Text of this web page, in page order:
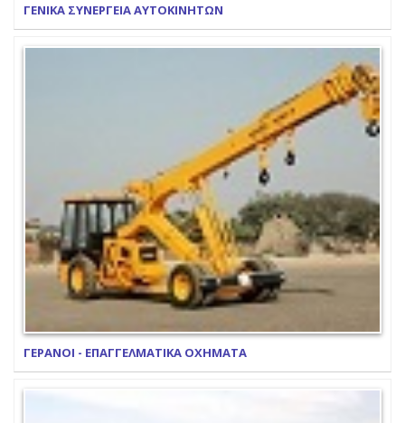
ΓΕΝΙΚΑ ΣΥΝΕΡΓΕΙΑ ΑΥΤΟΚΙΝΗΤΩΝ
ΓΕΡΑΝΟΙ - ΕΠΑΓΓΕΛΜΑΤΙΚΑ ΟΧΗΜΑΤΑ